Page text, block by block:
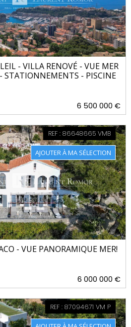
- VILLA RENOVÉ - VUE MER
STATIONNEMENTS - PISCINE
6 500 000 €
REF : 86648665 VMB
- VUE PANORAMIQUE MER!
6 000 000 €
REF : 87094671 VM P